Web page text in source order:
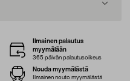
Ilmainen palautus
myymälään
365 päivän palautusoikeus
Nouda myymälästä
Ilmainen nouto myymälästä